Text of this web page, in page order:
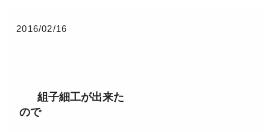
2016/02/16
組子細工が出来た
ので